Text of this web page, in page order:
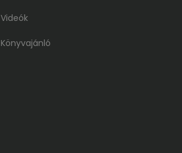
Videók
Könyvajánló